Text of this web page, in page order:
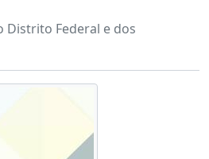
Distrito Federal e dos